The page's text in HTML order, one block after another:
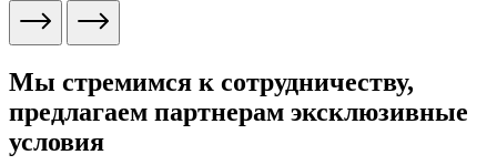
Мы стремимся к сотрудничеству,
предлагаем партнерам эксклюзивные
условия